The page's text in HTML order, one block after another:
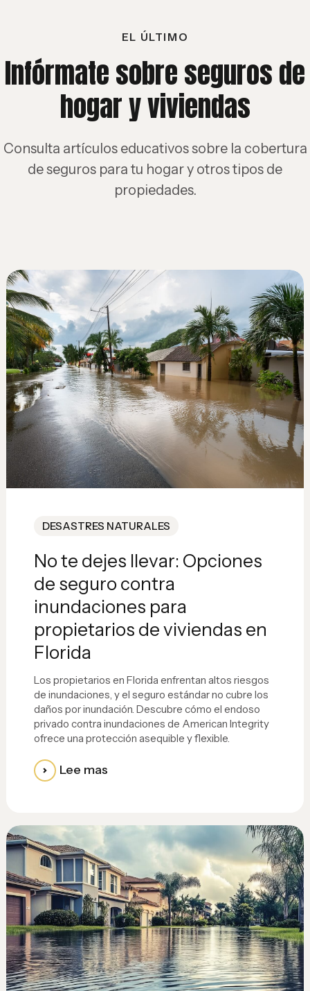
EL ÚLTIMO
Infórmate sobre seguros de
hogar y viviendas
Consulta artículos educativos sobre la cobertura
de seguros para tu hogar y otros tipos de
propiedades.
DESASTRES NATURALES
No te dejes llevar: Opciones
de seguro contra
inundaciones para
propietarios de viviendas en
Florida
Los propietarios en Florida enfrentan altos riesgos
de inundaciones, y el seguro estándar no cubre los
daños por inundación. Descubre cómo el endoso
privado contra inundaciones de American Integrity
ofrece una protección asequible y flexible.
Lee mas